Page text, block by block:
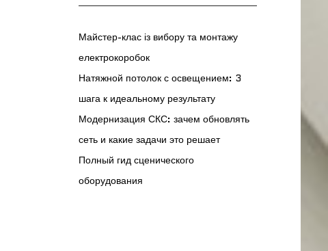
Майстер-клас із вибору та монтажу
електрокоробок
Натяжной потолок с освещением: 3
шага к идеальному результату
Модернизация СКС: зачем обновлять
сеть и какие задачи это решает
Полный гид сценического
оборудования